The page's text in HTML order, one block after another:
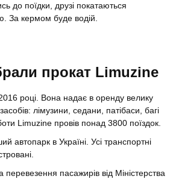
до поїдки, друзі покатаються
За кермом буде водій.
прокат Limuzine
році. Вона надає в оренду велику
лімузини, седани, патібаси, багі
Limuzine провів понад 3800 поїздок.
автопарк в Україні. Усі транспортні
перевезення пасажирів від Міністерства